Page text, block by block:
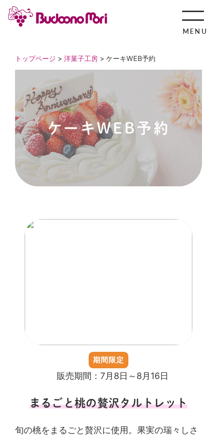
MENU
トップページ >洋菓子工房 > ケーキWEB予約
ケーキWEB予約
期間限定
販売期間：7月8日～8月16日
まるごと桃の贅沢タルトレット
旬の桃をまるごと贅沢に使用。果実の瑞々しさ